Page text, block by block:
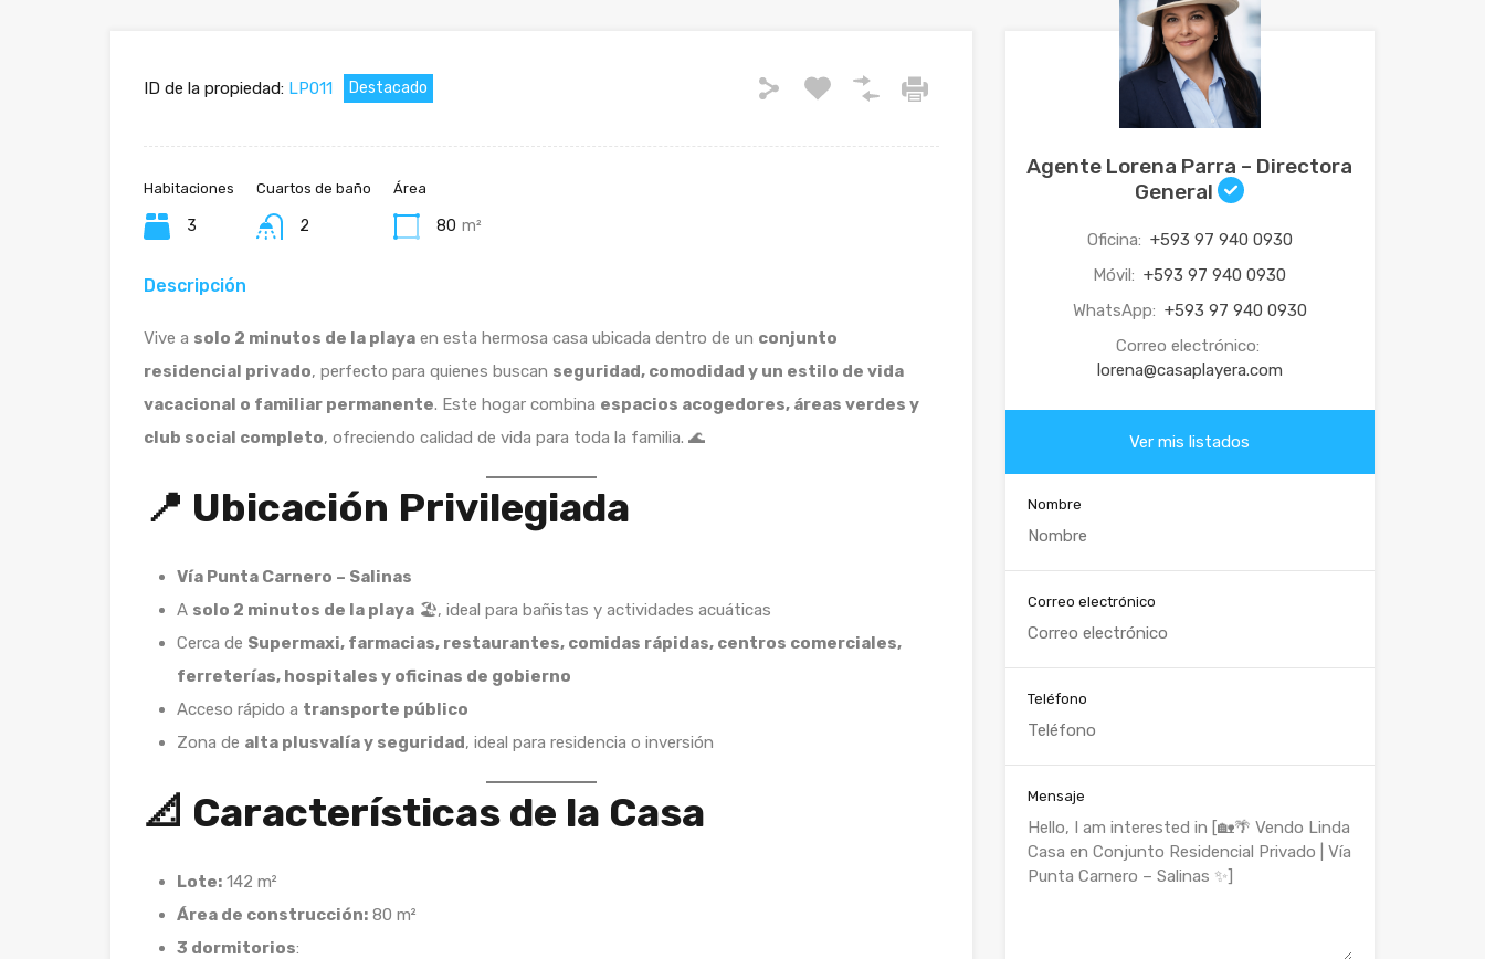
ID de la propiedad: LP011 Destacado
Habitaciones
3
Cuartos de baño
2
Área
80 m²
Descripción
Vive a solo 2 minutos de la playa en esta hermosa casa ubicada dentro de un conjunto
residencial privado, perfecto para quienes buscan seguridad, comodidad y un estilo de vida
vacacional o familiar permanente. Este hogar combina espacios acogedores, áreas verdes y
club social completo, ofreciendo calidad de vida para toda la familia. 🌊
📍 Ubicación Privilegiada
Vía Punta Carnero – Salinas
A solo 2 minutos de la playa 🏖️, ideal para bañistas y actividades acuáticas
Cerca de Supermaxi, farmacias, restaurantes, comidas rápidas, centros comerciales,
ferreterías, hospitales y oficinas de gobierno
Acceso rápido a transporte público
Zona de alta plusvalía y seguridad, ideal para residencia o inversión
📐 Características de la Casa
Lote: 142 m²
Área de construcción: 80 m²
3 dormitorios:
Agente Lorena Parra – Directora
General
Oficina: +593 97 940 0930
Móvil: +593 97 940 0930
WhatsApp: +593 97 940 0930
Correo electrónico:
lorena@casaplayera.com
Ver mis listados
Nombre
Correo electrónico
Teléfono
Mensaje